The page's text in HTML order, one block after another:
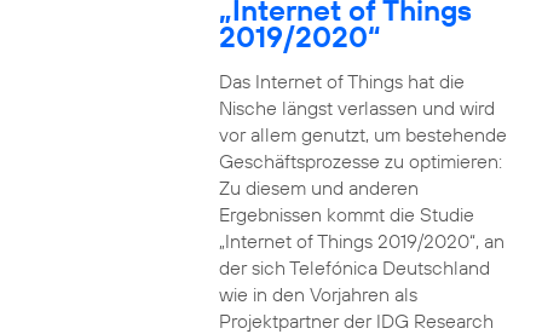
„Internet of Things
2019/2020“
Das Internet of Things hat die
Nische längst verlassen und wird
vor allem genutzt, um bestehende
Geschäftsprozesse zu optimieren:
Zu diesem und anderen
Ergebnissen kommt die Studie
„Internet of Things 2019/2020“, an
der sich Telefónica Deutschland
wie in den Vorjahren als
Projektpartner der IDG Research